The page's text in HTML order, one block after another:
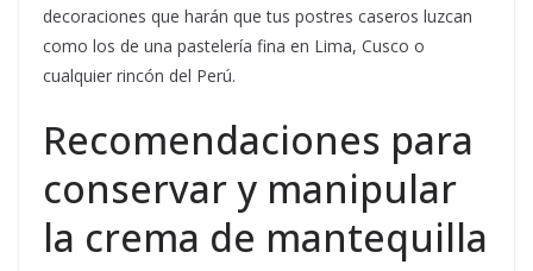
decoraciones que harán que tus postres caseros luzcan
como los de una pastelería fina en Lima, Cusco o
cualquier rincón del Perú.
Recomendaciones para
conservar y manipular
la crema de mantequilla